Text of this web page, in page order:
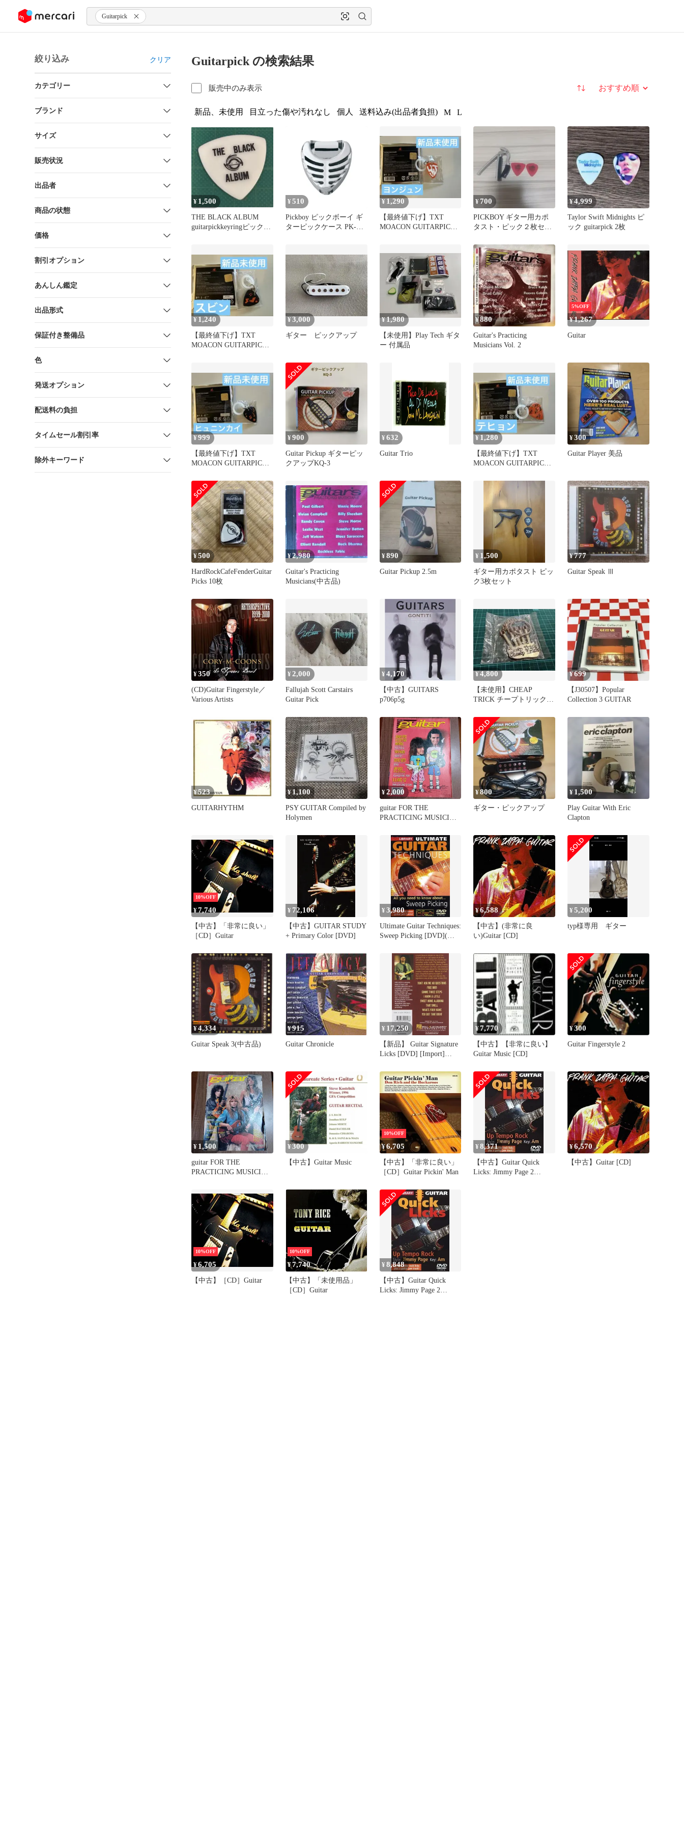
ツにスキップ Guitarpick
絞り込み クリア
カテゴリー
ブランド
サイズ
販売状況
出品者
商品の状態
価格
割引オプション
あんしん鑑定
出品形式
保証付き整備品
色
発送オプション
配送料の負担
タイムセール割引率
除外キーワード
Guitarpick の検索結果
販売中のみ表示 並び替え
新品、未使用 目立った傷や汚れなし 個人 送料込み(出品者負担) M L
¥ 1,500
THE BLACK ALBUM
guitarpickkeyringピックの
¥ 510
Pickboy ピックボーイ ギ
ターピックケース PK-
ばりやすいピックをまと
める必需品
¥ 1,290
【最終値下げ】TXT
MOACON GUITARPICK
¥ 700
PICKBOY ギター用カポ
タスト・ピック２枚セッ
¥4,999
Taylor Swift Midnights ピ
ック guitarpick 2枚
¥ 1,240
【最終値下げ】TXT
MOACON GUITARPICK
¥3,000
ギター ピックアップ
¥1,980
【未使用】Play Tech ギタ
ー 付属品
¥880
Guitar's Practicing
Musicians Vol. 2
5%OFF
¥1,267
Guitar
¥999
【最終値下げ】TXT
MOACON GUITARPICK
¥900
Guitar Pickup ギターピッ
クアップKQ-3
¥632
Guitar Trio
¥ 1,280
【最終値下げ】TXT
MOACON GUITARPICK
¥300
Guitar Player 美品
¥500
HardRockCafeFenderGuitar
Picks 10枚
¥2,980
Guitar's Practicing
Musicians(中古品)
¥890
Guitar Pickup 2.5m
¥ 1,500
ギター用カポタスト ピッ
ク3枚セット
¥777
Guitar Speak Ⅲ
¥350
(CD)Guitar Fingerstyle／
Various Artists
¥ 2,000
Fallujah Scott Carstairs
Guitar Pick
¥4,170
【中古】GUITARS
p706p5g
¥4,800
【未使用】CHEAP
TRICK チープトリック
未開封
¥699
【J30507】Popular
Collection 3 GUITAR
¥523
GUITARHYTHM
¥1,100
PSY GUITAR Compiled by
Holymen
¥2,000
guitar FOR THE
PRACTICING MUSICIAN
¥800
ギター・ピックアップ
¥ 1,500
Play Guitar With Eric
Clapton
10%OFF
¥7,740
【中古】「非常に良い」
［CD］Guitar
¥ 72,106
【中古】GUITAR STUDY
+ Primary Color [DVD]
¥3,980
Ultimate Guitar Techniques:
Sweep Picking [DVD](中
¥6,588
【中古】(非常に良
い)Guitar [CD]
¥5,200
typ様専用 ギター
¥4,334
Guitar Speak 3(中古品)
¥915
Guitar Chronicle
¥ 17,250
【新品】 Guitar Signature
Licks [DVD] [Import]
¥7,770
【中古】【非常に良い】
Guitar Music [CD]
¥300
Guitar Fingerstyle 2
¥ 1,500
guitar FOR THE
PRACTICING MUSICIAN
¥300
【中古】Guitar Music
10%OFF
¥6,705
【中古】「非常に良い」
［CD］Guitar Pickin' Man
¥8,371
【中古】Guitar Quick
Licks: Jimmy Page 2
¥6,570
【中古】Guitar [CD]
10%OFF
¥6,705
【中古】［CD］Guitar
10%OFF
¥7,740
【中古】「未使用品」
［CD］Guitar
¥8,848
【中古】Guitar Quick
Licks: Jimmy Page 2